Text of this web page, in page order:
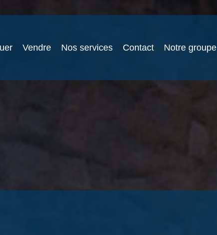
Vendre Nos services Contact Notre groupe